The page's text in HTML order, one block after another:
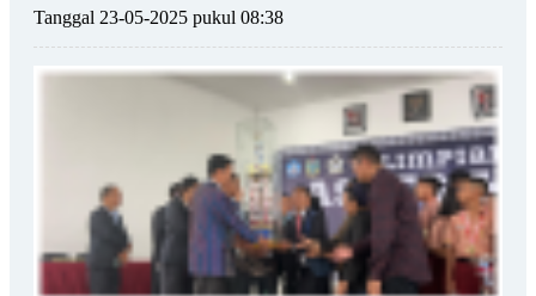
Tanggal 23-05-2025 pukul 08:38